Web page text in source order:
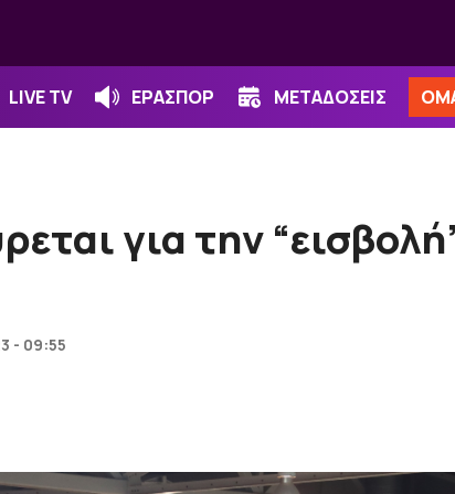
LIVE TV ΕΡΑΣΠΟΡ ΜΕΤΑΔΟΣΕΙΣ
για την
- 09:55